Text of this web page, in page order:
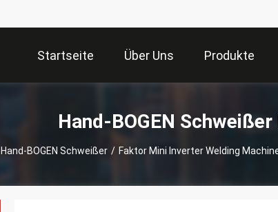
Startseite Über Uns Produkte
Hand-BOGEN
Hand-BOGEN Schweißer / Faktor Mini Inverter Welding